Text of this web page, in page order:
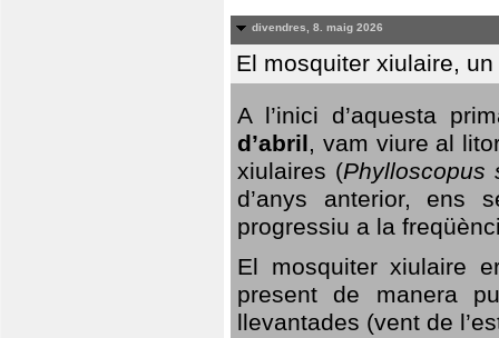
divendres, 8. maig 2026
El mosquiter xiulaire,
A l’inici d’aquesta
d’abril, vam viure al
xiulaires (Phylloscopus
d’anys anterior, ens
progressiu a la
El mosquiter xiulaire
present de manera
llevantades (vent de